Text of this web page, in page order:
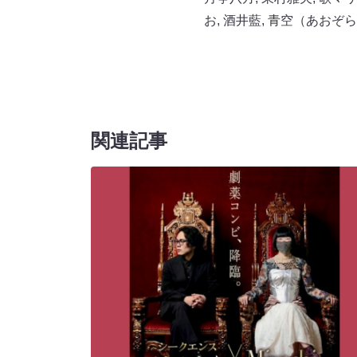
お, 酒井藍, 青空（あおぞ
関連記事